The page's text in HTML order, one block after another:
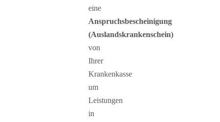
eine
Anspruchsbescheinigung
(Auslandskrankenschein)
von
Ihrer
Krankenkasse
um
Leistungen
in